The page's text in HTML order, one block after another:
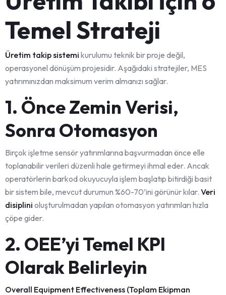
Temel Strateji
Üretim takip sistemi kurulumu teknik bir proje değil,
operasyonel dönüşüm projesidir. Aşağıdaki stratejiler, MES
yatırımınızdan maksimum verim almanızı sağlar.
1. Önce Zemin Verisi,
Sonra Otomasyon
Birçok işletme sensör yatırımlarına başvurmadan önce elle
toplanabilir verileri düzenli hale getirmeyi ihmal eder. Ancak
operatörlerin barkod okuyucuyla işlem başlatıp bitirdiği basit
bir sistem bile, mevcut durumun %60-70’ini görünür kılar. Veri
disiplini oluşturulmadan yapılan otomasyon yatırımları hızla
çöpe gider.
2. OEE’yi Temel KPI
Olarak Belirleyin
Overall Equipment Effectiveness (Toplam Ekipman